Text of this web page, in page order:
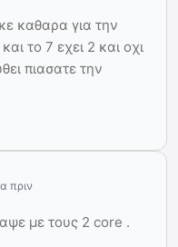
καθαρα για την
το 7 εχει 2 και οχι
πιασατε την
πριν
με τους 2 core .